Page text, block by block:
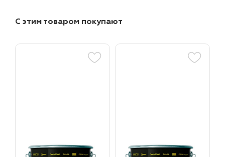
С этим товаром покупают